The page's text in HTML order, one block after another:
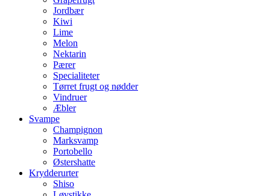
Jordbær
Kiwi
Lime
Melon
Nektarin
Pærer
Specialiteter
Tørret frugt og nødder
Vindruer
Æbler
Svampe
Champignon
Marksvamp
Portobello
Østershatte
Krydderurter
Shiso